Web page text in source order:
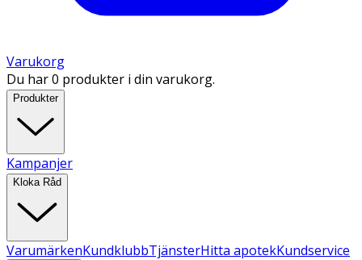
Varukorg
Du har 0 produkter i din varukorg.
Produkter
Kampanjer
Kloka Råd
VarumärkenKundklubbTjänsterHitta apotekKundservice